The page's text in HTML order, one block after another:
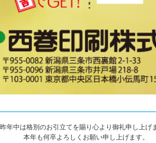
昨年中は格別のお引立てを賜り心より御礼申し上げ
本年も何卒よろしくお願い申し上げます。